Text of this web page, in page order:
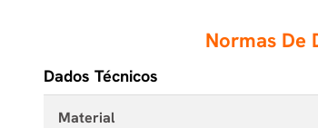
Normas De
Dados Técnicos
Material